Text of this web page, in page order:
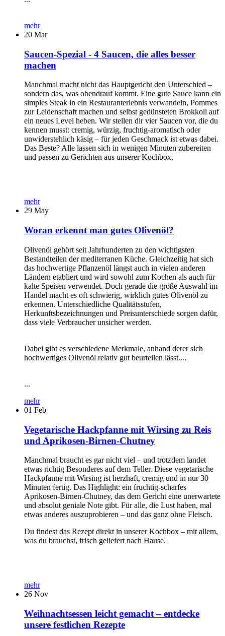
mehr
20 Mar
Saucen-Spezial - 4 Saucen, die alles besser
machen
Manchmal macht nicht das Hauptgericht den Unterschied –
sondern das, was obendrauf kommt. Eine gute Sauce kann ein
simples Steak in ein Restauranterlebnis verwandeln, Pommes
zur Leidenschaft machen und selbst gedünsteten Brokkoli auf
ein neues Level heben. Wir stellen dir vier Saucen vor, die du
kennen musst: cremig, würzig, fruchtig-aromatisch oder
unwiderstehlich käsig – für jeden Geschmack ist etwas dabei.
Das Beste? Alle lassen sich in wenigen Minuten zubereiten
und passen zu Gerichten aus unserer Kochbox.
mehr
29 May
Woran erkennt man gutes Olivenöl?
Olivenöl gehört seit Jahrhunderten zu den wichtigsten
Bestandteilen der mediterranen Küche. Gleichzeitig hat sich
das hochwertige Pflanzenöl längst auch in vielen anderen
Ländern etabliert und wird sowohl zum Kochen als auch für
kalte Speisen verwendet. Doch gerade die große Auswahl im
Handel macht es oft schwierig, wirklich gutes Olivenöl zu
erkennen. Unterschiedliche Qualitätsstufen,
Herkunftsbezeichnungen und Preisunterschiede sorgen dafür,
dass viele Verbraucher unsicher werden.
Dabei gibt es verschiedene Merkmale, anhand derer sich
hochwertiges Olivenöl relativ gut beurteilen lässt....
...
mehr
01 Feb
Vegetarische Hackpfanne mit Wirsing zu Reis
und Aprikosen-Birnen-Chutney
Manchmal braucht es gar nicht viel – und trotzdem landet
etwas richtig Besonderes auf dem Teller. Diese vegetarische
Hackpfanne mit Wirsing ist herzhaft, cremig und in nur 30
Minuten fertig. Das Highlight: ein fruchtig-scharfes
Aprikosen-Birnen-Chutney, das dem Gericht eine unerwartete
und absolut geniale Note gibt. Für alle, die Lust haben, mal
etwas anderes auszuprobieren – und das ganz ohne Fleisch.
Du findest das Rezept direkt in unserer Kochbox – mit allem,
was du brauchst, frisch geliefert nach Hause.
mehr
26 Nov
Weihnachtsessen leicht gemacht – entdecke
unsere festlichen Rezepte